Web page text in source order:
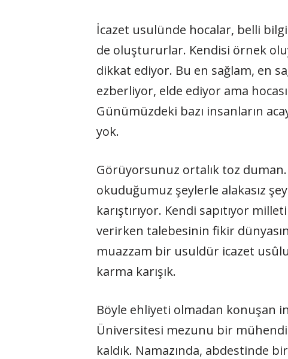
İcazet usulünde hocalar, belli
de oluştururlar. Kendisi örnek
dikkat ediyor. Bu en sağlam, en
ezberliyor, elde ediyor ama
Günümüzdeki bazı insanların
yok.
Görüyorsunuz ortalık toz
okuduğumuz şeylerle alakasız
karıştırıyor. Kendi sapıtıyor
verirken talebesinin fikir
muazzam bir usuldür icazet
karma karışık.
Böyle ehliyeti olmadan konuşan
Üniversitesi mezunu bir
kaldık. Namazında, abdestinde